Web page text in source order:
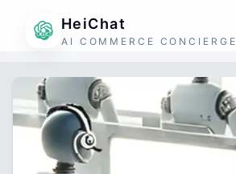
HeiChat
AI COMMERCE CONCIERGE